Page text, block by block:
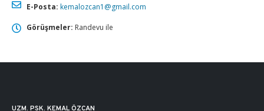
E-Posta: kemalozcan1@gmail.com
Görüşmeler: Randevu ile
UZM. PSK. KEMAL ÖZCAN